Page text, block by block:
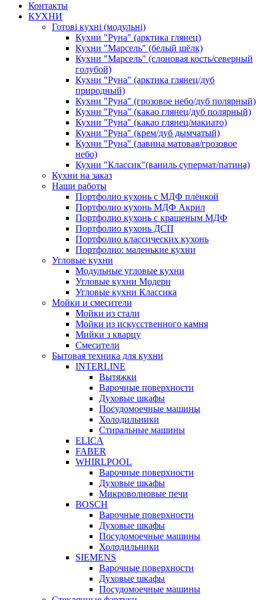
Контакты
КУХНИ
Готові кухні (модульні)
Кухни "Руна" (арктика глянец)
Кухни "Марсель" (белый шёлк)
Кухни "Марсель" (слоновая кость/северный
голубой)
Кухни "Руна" (арктика глянец/дуб
природный)
Кухни "Руна" (грозовое небо/дуб полярный)
Кухни "Руна" (какао глянец/дуб полярный)
Кухни "Руна" (какао глянец/макиато)
Кухни "Руна" (крем/дуб дымчатый)
Кухни "Руна" (лавина матовая/грозовое
небо)
Кухни "Классик"(ваниль супермат/патина)
Кухни на заказ
Наши работы
Портфолио кухонь с МДФ плёнкой
Портфолио кухонь МДФ Акрил
Портфолио кухонь с крашеным МДФ
Портфолио кухонь ДСП
Портфолио классических кухонь
Портфолио: маленькие кухни
Угловые кухни
Модульные угловые кухни
Угловые кухни Модерн
Угловые кухни Классика
Мойки и смесители
Мойки из стали
Мойки из искусственного камня
Мийки з кварцу
Смесители
Бытовая техника для кухни
INTERLINE
Вытяжки
Варочные поверхности
Духовые шкафы
Посудомоечные машины
Холодильники
Стиральные машины
ELICA
FABER
WHIRLPOOL
Варочные поверхности
Духовые шкафы
Микроволновые печи
BOSCH
Варочные поверхности
Духовые шкафы
Посудомоечные машины
Холодильники
SIEMENS
Варочные поверхности
Духовые шкафы
Посудомоечные машины